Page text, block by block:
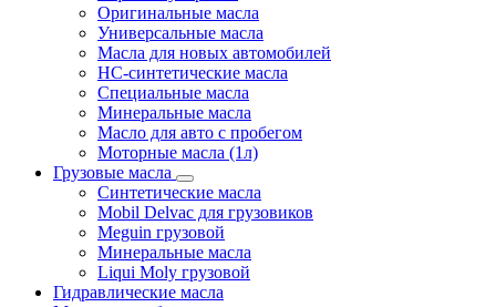
Оригинальные масла
Универсальные масла
Масла для новых автомобилей
HC-синтетические масла
Специальные масла
Минеральные масла
Масло для авто с пробегом
Моторные масла (1л)
Грузовые масла
Синтетические масла
Mobil Delvac для грузовиков
Meguin грузовой
Минеральные масла
Liqui Moly грузовой
Гидравлические масла